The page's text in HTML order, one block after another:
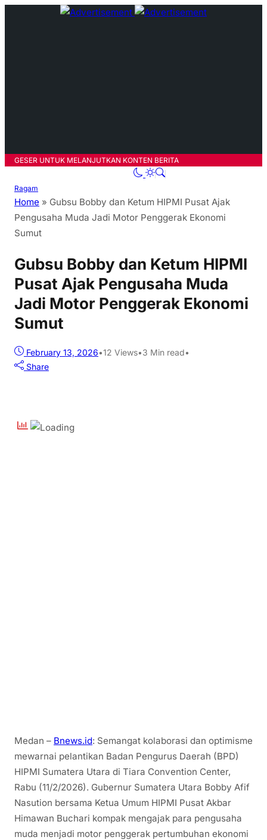
GESER UNTUK MELANJUTKAN KONTEN BERITA
Ragam
Home » Gubsu Bobby dan Ketum HIPMI Pusat Ajak
Pengusaha Muda Jadi Motor Penggerak Ekonomi
Sumut
Gubsu Bobby dan Ketum HIPMI
Pusat Ajak Pengusaha Muda
Jadi Motor Penggerak Ekonomi
Sumut
February 13, 2026•12 Views•3 Min read•
Share
Medan – Bnews.id: Semangat kolaborasi dan optimisme
mewarnai pelantikan Badan Pengurus Daerah (BPD)
HIPMI Sumatera Utara di Tiara Convention Center,
Rabu (11/2/2026). Gubernur Sumatera Utara Bobby Afif
Nasution bersama Ketua Umum HIPMI Pusat Akbar
Himawan Buchari kompak mengajak para pengusaha
muda menjadi motor penggerak pertumbuhan ekonomi